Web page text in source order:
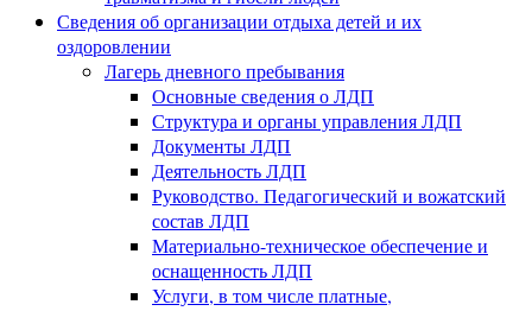
Сведения об организации отдыха детей и их
оздоровлении
Лагерь дневного пребывания
Основные сведения о ЛДП
Структура и органы управления ЛДП
Документы ЛДП
Деятельность ЛДП
Руководство. Педагогический и вожатский
состав ЛДП
Материально-техническое обеспечение и
оснащенность ЛДП
Услуги, в том числе платные,